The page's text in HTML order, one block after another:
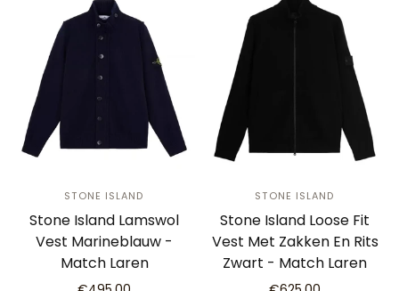
STONE ISLAND
Stone Island Lamswol
Vest Marineblauw -
Match Laren
STONE ISLAND
Stone Island Loose Fit
Vest Met Zakken En Rits
Zwart - Match Laren